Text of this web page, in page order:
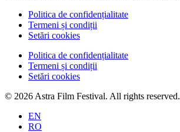
Politica de confidențialitate
Termeni și condiții
Setări cookies
Politica de confidențialitate
Termeni și condiții
Setări cookies
© 2026 Astra Film Festival. All rights reserved.
EN
RO